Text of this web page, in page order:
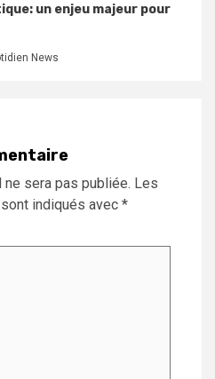
un enjeu majeur pour
News
sera pas publiée. Les
indiqués avec *